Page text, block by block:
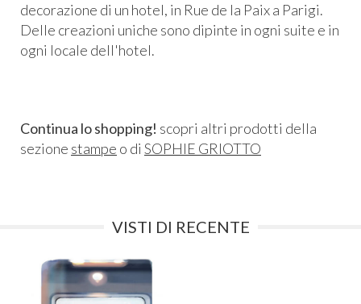
decorazione di un hotel, in Rue de la Paix a Parigi.
Delle creazioni uniche sono dipinte in ogni suite e in
ogni locale dell'hotel.
Continua lo shopping! scopri altri prodotti della
sezione stampe o di SOPHIE GRIOTTO
VISTI DI RECENTE